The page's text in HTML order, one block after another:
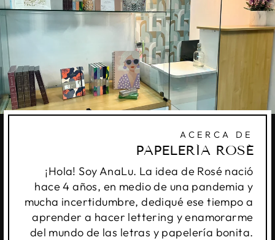
ACERCA DE
PAPELERÍA ROSÉ
¡Hola! Soy AnaLu. La idea de Rosé nació
hace 4 años, en medio de una pandemia y
mucha incertidumbre, dediqué ese tiempo a
aprender a hacer lettering y enamorarme
del mundo de las letras y papelería bonita.